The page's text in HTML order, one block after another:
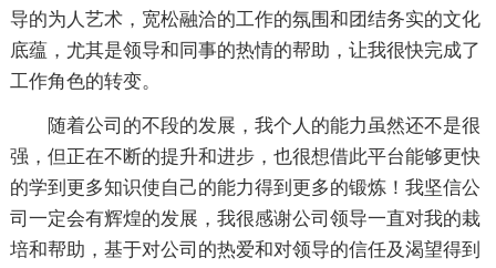
导的为人艺术，宽松融洽的工作的氛围和团结务实的文化
底蕴，尤其是领导和同事的热情的帮助，让我很快完成了
工作角色的转变。
随着公司的不段的发展，我个人的能力虽然还不是很
强，但正在不断的提升和进步，也很想借此平台能够更快
的学到更多知识使自己的能力得到更多的锻炼！我坚信公
司一定会有辉煌的发展，我很感谢公司领导一直对我的栽
培和帮助，基于对公司的热爱和对领导的信任及渴望得到